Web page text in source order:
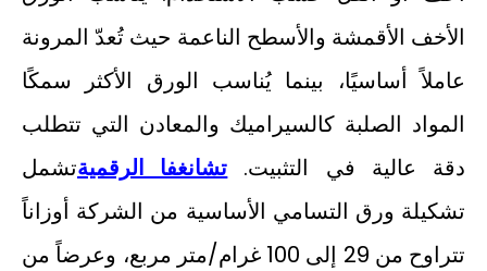
الأخف الأقمشة والأسطح الناعمة حيث تُعدّ المرونة
عاملاً أساسيًا، بينما يُناسب الورق الأكثر سمكًا
المواد الصلبة كالسيراميك والمعادن التي تتطلب
دقة عالية في التثبيت. تشانغفا الرقميةتشمل
تشكيلة ورق التسامي الأساسية من الشركة أوزاناً
تتراوح من 29 إلى 100 غرام/متر مربع، وعرضاً من